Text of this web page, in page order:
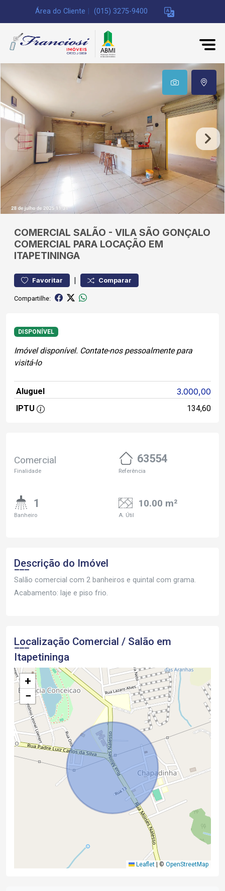
Área do Cliente (015) 3275-9400
COMERCIAL SALÃO - VILA SÃO GONÇALO
COMERCIAL PARA LOCAÇÃO EM
ITAPETININGA
Favoritar | Comparar
Compartilhe:
DISPONÍVEL
Imóvel disponível. Contate-nos pessoalmente para
visitá-lo
Aluguel 3.000,00
IPTU 134,60
Comercial
Finalidade
63554
Referência
1
Banheiro
10.00 m²
A. Útil
Descrição do Imóvel
Salão comercial com 2 banheiros e quintal com grama.
Acabamento: laje e piso frio.
Localização Comercial / Salão em
Itapetininga
+
−
Leaflet | © OpenStreetMap